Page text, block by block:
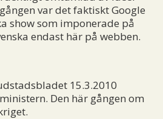
var det faktiskt Google
show som imponerade på
endast här på webben.
15.3.2010
Den här gången om